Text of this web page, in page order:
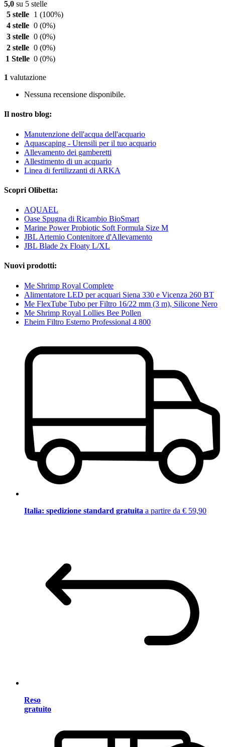
5,0 su 5 stelle
5 stelle
1 (100%)
4 stelle 0 (0%)
3 stelle 0 (0%)
2 stelle 0 (0%)
1 Stelle 0 (0%)
1 valutazione
Nessuna recensione disponibile.
Il nostro blog:
Manutenzione dell'acqua dell'acquario
Aquascaping - Utensili per il tuo acquario
Allevamento dei gamberetti
Allestimento di un acquario
Linea di fertilizzanti di ARKA
Scopri Olibetta:
AQUAEL
Oase Spugna di Ricambio BioSmart
Marine Power Probiotic Soft Formula Size M
JBL Artemio Contenitore d'Allevamento
JBL Blade 2x Floaty L/XL
Nuovi prodotti:
Me Shrimp Royal Complete
Alimentatore LED per acquari Siena 330 e Vicenza 260 BT
Me FlexTube Tubo per Filtro 16/22 mm (3 m), Silicone Nero
Me Shrimp Royal Lollies Bee Pollen
Eheim Filtro Esterno Professional 4 800
Italia: spedizione standard gratuita a partire da € 59,90
Reso
gratuito